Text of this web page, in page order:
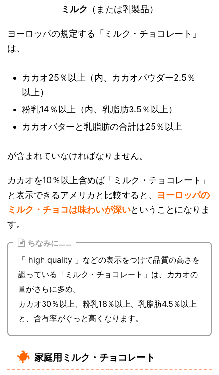
ミルク （または乳製品）
ヨーロッパの規定する「ミルク・チョコレート」
は、
カカオ25％以上（内、カカオパウダー2.5％
以上）
粉乳14％以上（内、乳脂肪3.5％以上）
カカオバターと乳脂肪の合計は25％以上
が含まれていなければなりません。
カカオを10％以上含めば「ミルク・チョコレート」
と表示できるアメリカと比較すると、 ヨーロッパの
ミルク・チョコは味わいが深いということになりま
す。
ちなみに……
「 high quality 」などの表示をつけて品質の高さを
謳っている「ミルク・チョコレート」は、カカオの
量がさらに多め。
カカオ30％以上、粉乳18％以上、乳脂肪4.5％以上
と、含有率がぐっと高くなります。
家庭用ミルク・チョコレート